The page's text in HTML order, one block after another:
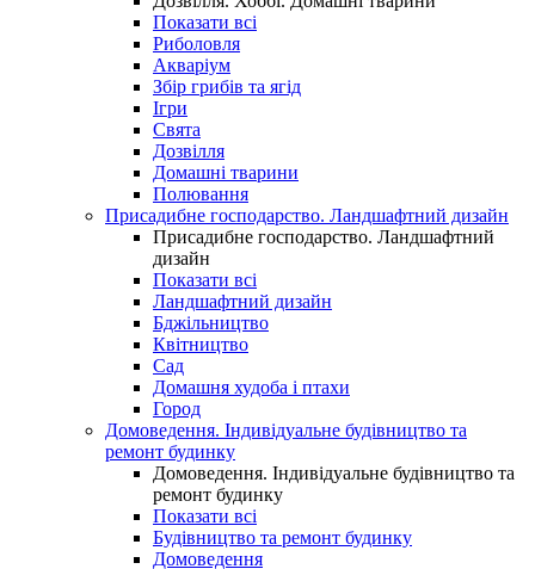
Показати всі
Риболовля
Акваріум
Збір грибів та ягід
Ігри
Свята
Дозвілля
Домашні тварини
Полювання
Присадибне господарство. Ландшафтний дизайн
Присадибне господарство. Ландшафтний
дизайн
Показати всі
Ландшафтний дизайн
Бджільництво
Квітництво
Сад
Домашня худоба і птахи
Город
Домоведення. Індивідуальне будівництво та
ремонт будинку
Домоведення. Індивідуальне будівництво та
ремонт будинку
Показати всі
Будівництво та ремонт будинку
Домоведення